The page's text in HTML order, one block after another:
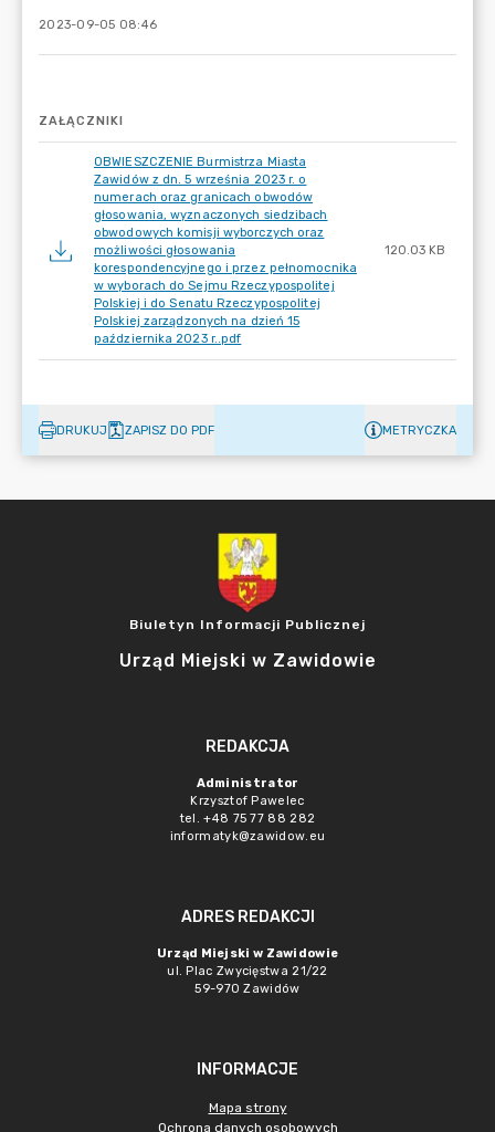
2023-09-05 08:46
ZAŁĄCZNIKI
OBWIESZCZENIE Burmistrza Miasta
Zawidów z dn. 5 września 2023 r. o
numerach oraz granicach obwodów
głosowania, wyznaczonych siedzibach
obwodowych komisji wyborczych oraz
możliwości głosowania
korespondencyjnego i przez pełnomocnika
w wyborach do Sejmu Rzeczypospolitej
Polskiej i do Senatu Rzeczypospolitej
Polskiej zarządzonych na dzień 15
października 2023 r..pdf
120.03 KB
DRUKUJ ZAPISZ DO PDF METRYCZKA
Biuletyn Informacji Publicznej
Urząd Miejski w Zawidowie
REDAKCJA
Administrator
Krzysztof Pawelec
tel. +48 75 77 88 282
informatyk@zawidow.eu
ADRES REDAKCJI
Urząd Miejski w Zawidowie
ul. Plac Zwycięstwa 21/22
59-970 Zawidów
INFORMACJE
Mapa strony
Ochrona danych osobowych